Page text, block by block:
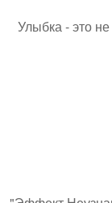
Улыбка - это